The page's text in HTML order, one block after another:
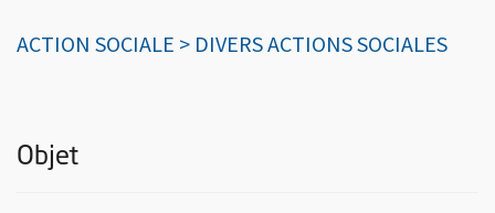
ACTION SOCIALE > DIVERS ACTIONS SOCIALES
Objet